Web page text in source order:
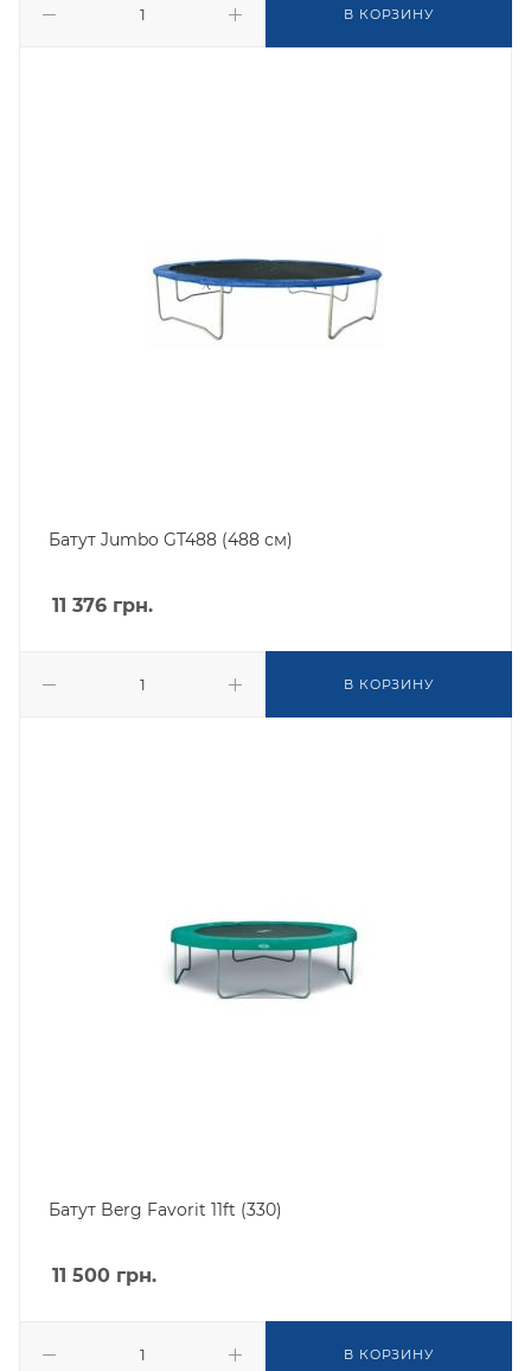
В КОРЗИНУ
Батут Jumbo GT488 (488 см)
11 376 грн.
В КОРЗИНУ
Батут Berg Favorit 11ft (330)
11 500 грн.
В КОРЗИНУ